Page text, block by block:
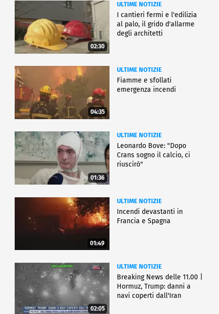
02:30
ULTIME NOTIZIE
I cantieri fermi e l'edilizia
al palo, il grido d'allarme
degli architetti
04:35
ULTIME NOTIZIE
Fiamme e sfollati
emergenza incendi
01:36
ULTIME NOTIZIE
Leonardo Bove: "Dopo
Crans sogno il calcio, ci
riuscirò"
01:49
ULTIME NOTIZIE
Incendi devastanti in
Francia e Spagna
02:05
ULTIME NOTIZIE
Breaking News delle 11.00 |
Hormuz, Trump: danni a
navi coperti dall'Iran